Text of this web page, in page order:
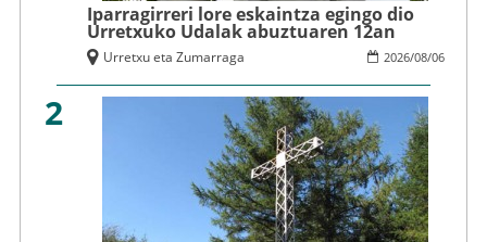
Iparragirreri lore eskaintza egingo dio
Urretxuko Udalak abuztuaren 12an
2026/08/06
Urretxu eta Zumarraga
2